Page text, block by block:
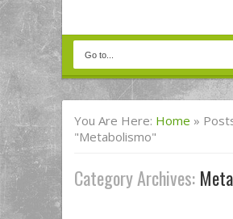
You Are Here: Home »
"metabolismo"
Category Archives: